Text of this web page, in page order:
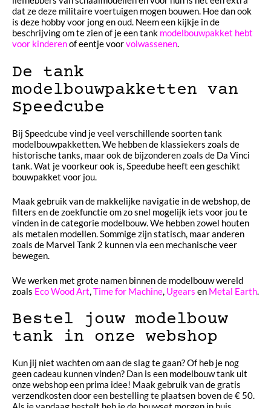
dat ze deze militaire voertuigen mogen bouwen. Hoe dan ook
is deze hobby voor jong en oud. Neem een kijkje in de
beschrijving om te zien of je een tank modelbouwpakket hebt
voor kinderenof eentje voorvolwassenen.
De tank
modelbouwpakketten van
Speedcube
Bij Speedcube vind je veel verschillende soorten tank
modelbouwpakketten. We hebben de klassiekers zoals de
historische tanks, maar ook de bijzonderen zoals de Da Vinci
tank. Wat je voorkeur ook is, Speedube heeft een geschikt
bouwpakket voor jou.
Maak gebruik van de makkelijke navigatie in de webshop, de
filters en de zoekfunctie om zo snel mogelijk iets voor jou te
vinden in de categorie modelbouw. We hebben zowel houten
als metalen modellen. Sommige zijn statisch, maar anderen
zoals de Marvel Tank 2 kunnen via een mechanische veer
bewegen.
We werken met grote namen binnen de modelbouw wereld
zoals Eco Wood Art,Time for Machine, Ugears en Metal Earth.
Bestel jouw modelbouw
tank in onze webshop
Kun jij niet wachten om aan de slag te gaan? Of heb je nog
geen cadeau kunnen vinden? Dan is een modelbouw tank uit
onze webshop een prima idee! Maak gebruik van de gratis
verzendkosten door een bestelling te plaatsen boven de € 50.